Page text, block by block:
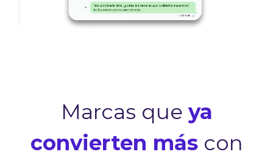
Marcas que ya
convierten más con